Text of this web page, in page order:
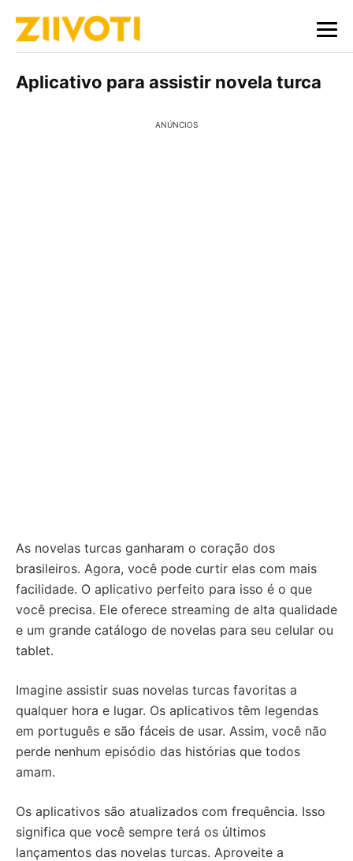
Aplicativo para assistir novela turca
ANÚNCIOS
As novelas turcas ganharam o coração dos
brasileiros. Agora, você pode curtir elas com mais
facilidade. O aplicativo perfeito para isso é o que
você precisa. Ele oferece streaming de alta qualidade
e um grande catálogo de novelas para seu celular ou
tablet.
Imagine assistir suas novelas turcas favoritas a
qualquer hora e lugar. Os aplicativos têm legendas
em português e são fáceis de usar. Assim, você não
perde nenhum episódio das histórias que todos
amam.
Os aplicativos são atualizados com frequência. Isso
significa que você sempre terá os últimos
lançamentos das novelas turcas. Aproveite a